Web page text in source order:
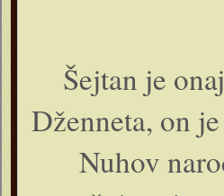
Šejtan je
Dženneta, on
Nuhov